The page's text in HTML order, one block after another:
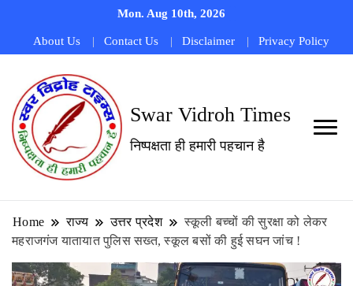
Mon. Aug 10th, 2026
About Us Contact Us Disclaimer Privacy Policy
Swar Vidroh Times
निष्पक्षता ही हमारी पहचान है
Home राज्य उत्तर प्रदेश
स्कूली बच्चों की सुरक्षा को लेकर
महराजगंज यातायात पुलिस सख्त, स्कूल बसों की हुई सघन जांच !